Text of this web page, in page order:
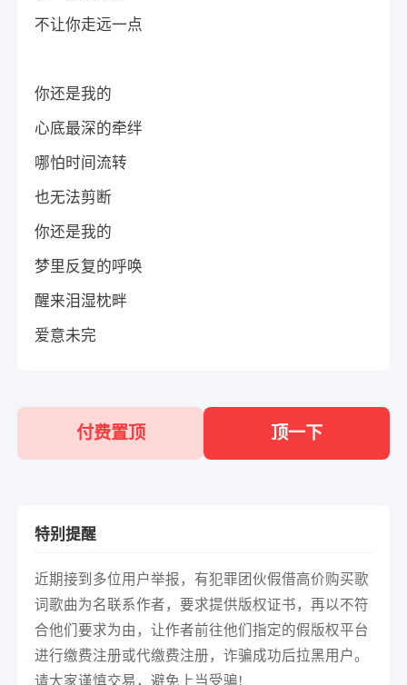
不让你走远一点
你还是我的
心底最深的牵绊
哪怕时间流转
也无法剪断
你还是我的
梦里反复的呼唤
醒来泪湿枕畔
爱意未完
付费置顶 顶一下
特别提醒
近期接到多位用户举报，有犯罪团伙假借高价购买歌
词歌曲为名联系作者，要求提供版权证书，再以不符
合他们要求为由，让作者前往他们指定的假版权平台
进行缴费注册或代缴费注册，诈骗成功后拉黑用户。
请大家谨慎交易，避免上当受骗!